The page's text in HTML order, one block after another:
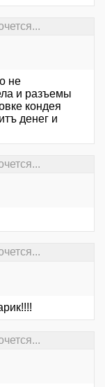
не
и разъемы
кондея
денег и